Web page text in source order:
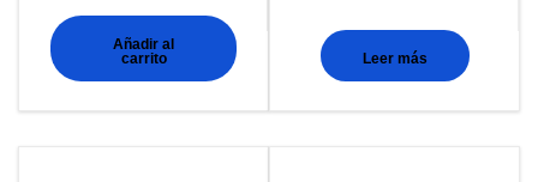
precio
original
precio
actual
Añadir al
carrito
Leer más